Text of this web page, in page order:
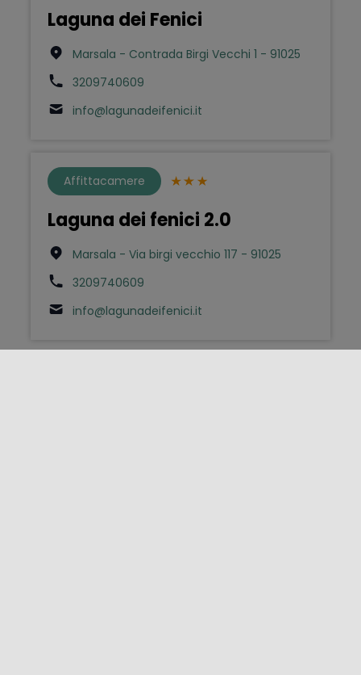
Laguna dei Fenici
Marsala - Contrada Birgi Vecchi 1 - 91025
3209740609
info@lagunadeifenici.it
Affittacamere
Laguna dei fenici 2.0
Marsala - Via birgi vecchio 117 - 91025
3209740609
info@lagunadeifenici.it